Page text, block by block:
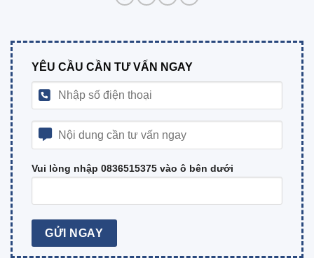
YÊU CẦU CẦN TƯ VẤN NGAY
Vui lòng nhập 0836515375 vào ô bên dưới